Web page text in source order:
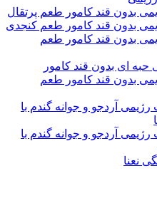
بدون قند کامور طعم پرتقال
بدون قند کامور طعم کنجدی
بدون قند کامور طعم
حبه ای بدون قند کامور
بدون قند کامور طعم
رژیمی آردجو و جوانه گندم با
رژیمی آردجو و جوانه گندم با
نعنا